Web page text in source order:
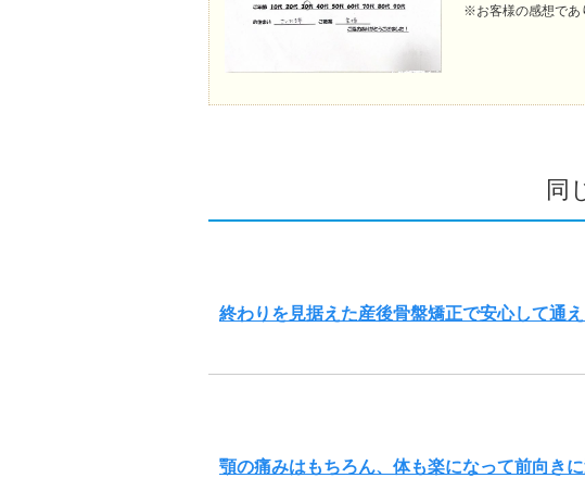
※お客様の感想であ
同
終わりを見据えた産後骨盤矯正で安心して通
顎の痛みはもちろん、体も楽になって前向き